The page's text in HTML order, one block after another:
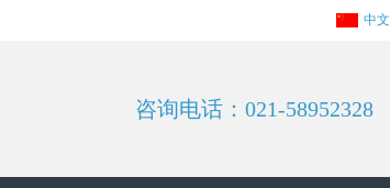
中文
咨询电话：021-58952328